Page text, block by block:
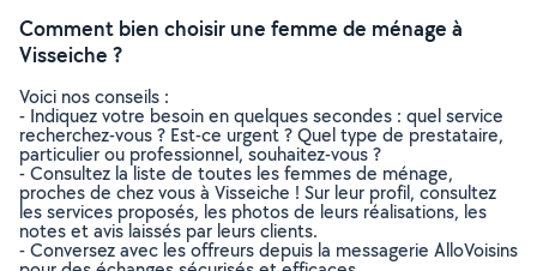
Comment bien choisir une femme de ménage à
Visseiche ?
Voici nos conseils :
- Indiquez votre besoin en quelques secondes : quel service
recherchez-vous ? Est-ce urgent ? Quel type de prestataire,
particulier ou professionnel, souhaitez-vous ?
- Consultez la liste de toutes les femmes de ménage,
proches de chez vous à Visseiche ! Sur leur profil, consultez
les services proposés, les photos de leurs réalisations, les
notes et avis laissés par leurs clients.
- Conversez avec les offreurs depuis la messagerie AlloVoisins